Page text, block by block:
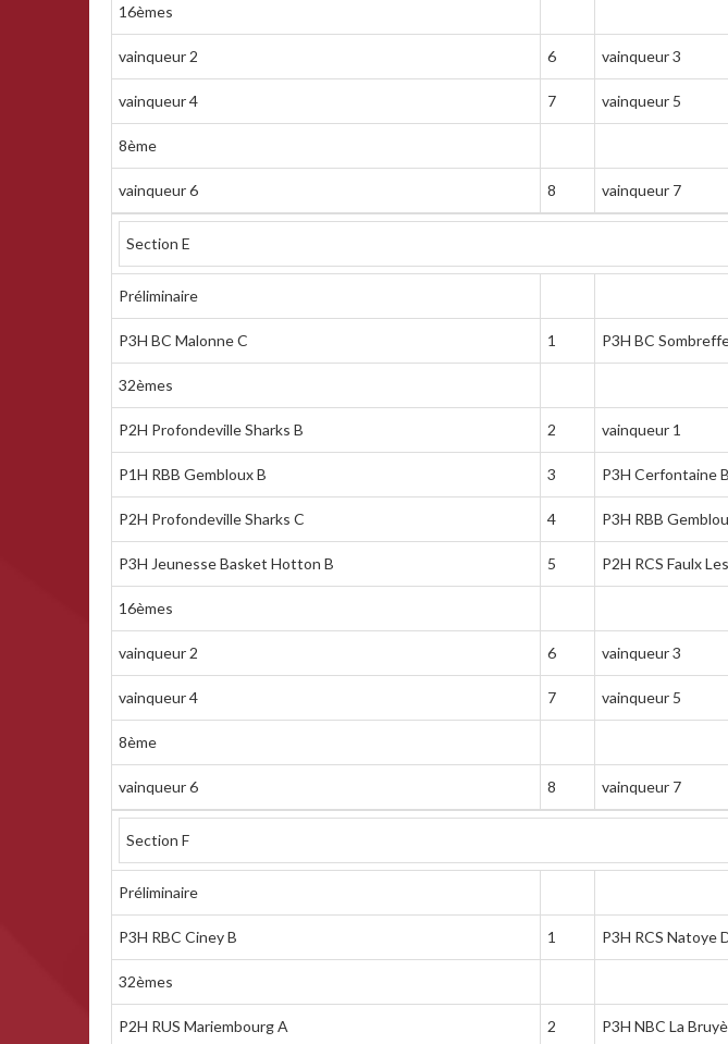
16èmes
vainqueur 2 6 vainqueur 3
vainqueur 4 7 vainqueur 5
8ème
vainqueur 6 8 vainqueur 7
Section E
Préliminaire
P3H BC Malonne C 1 P3H BC
32èmes
P2H Profondeville Sharks B 2 vainqueur 1
P1H RBB Gembloux B 3 P3H Cerfontaine
P2H Profondeville Sharks C 4 P3H RBB
P3H Jeunesse Basket Hotton B 5 P2H RCS Faulx
16èmes
vainqueur 2 6 vainqueur 3
vainqueur 4 7 vainqueur 5
8ème
vainqueur 6 8 vainqueur 7
Section F
Préliminaire
P3H RBC Ciney B 1 P3H RCS Natoye
32èmes
P2H RUS Mariembourg A 2 P3H NBC La